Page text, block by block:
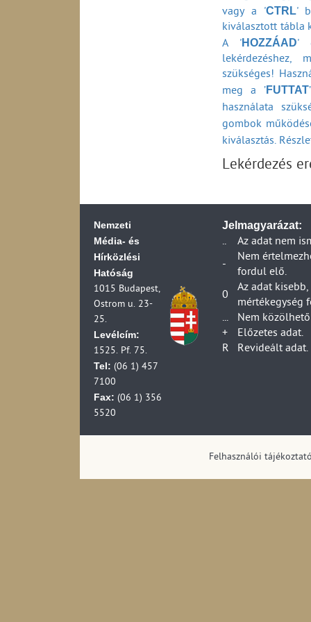
vagy a 'CTRL'
kiválasztott tábla
A 'HOZZÁAD'
lekérdezéshez,
szükséges!
meg a ’FUTTAT
használata
gombok
kiválasztás.
Lekérdezés
Nemzeti
Média- és
Hírközlési
Hatóság
1015 Budapest,
Ostrom u. 23-
25.
Levélcím:
1525. Pf. 75.
Tel: (06 1) 457
7100
Fax: (06 1) 356
5520
Jelmagyarázat:
..
Az adat nem
-
Nem
fordul elő.
0
Az adat
mértékegység
...
Nem
+
Előzetes adat.
R
Revideált adat.
Felhasználói